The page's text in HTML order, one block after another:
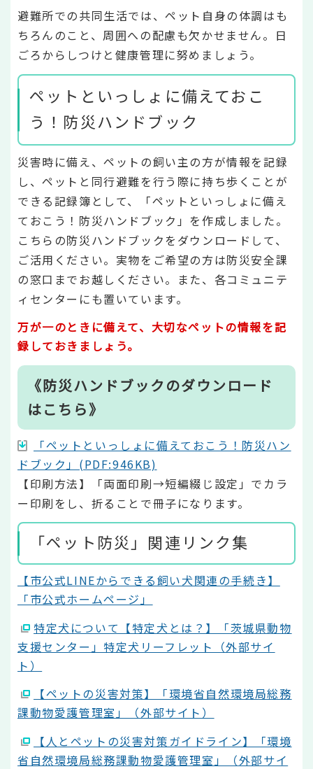
避難所での共同生活では、ペット自身の体調はも
ちろんのこと、周囲への配慮も欠かせません。日
ごろからしつけと健康管理に努めましょう。
ペットといっしょに備えておこ
う！防災ハンドブック
災害時に備え、ペットの飼い主の方が情報を記録
し、ペットと同行避難を行う際に持ち歩くことが
できる記録簿として、「ペットといっしょに備え
ておこう！防災ハンドブック」を作成しました。
こちらの防災ハンドブックをダウンロードして、
ご活用ください。実物をご希望の方は防災安全課
の窓口までお越しください。また、各コミュニテ
ィセンターにも置いています。
万が一のときに備えて、大切なペットの情報を記
録しておきましょう。
《防災ハンドブックのダウンロード
はこちら》
「ペットといっしょに備えておこう！防災ハン
ドブック」(PDF:946KB)
【印刷方法】「両面印刷→短編綴じ設定」でカラ
ー印刷をし、折ることで冊子になります。
「ペット防災」関連リンク集
【市公式LINEからできる飼い犬関連の手続き】
「市公式ホームページ」
特定犬について【特定犬とは？】「茨城県動物
支援センター」特定犬リーフレット（外部サイ
ト）
【ペットの災害対策】「環境省自然環境局総務
課動物愛護管理室」（外部サイト）
【人とペットの災害対策ガイドライン】「環境
省自然環境局総務課動物愛護管理室」（外部サイ